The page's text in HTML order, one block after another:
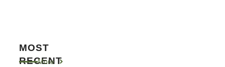
MOST
RECENT
More